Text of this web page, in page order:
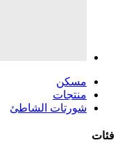
مسكن
منتجات
شورتات الشاطئ
فئات